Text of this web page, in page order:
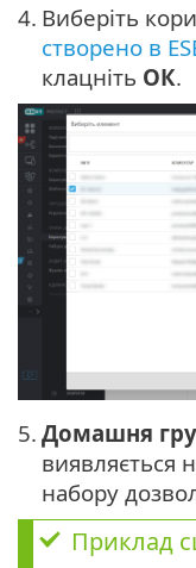
4. Виберіть
створено в
клацніть ОК.
5. Домашня
виявляється
набору
Приклад